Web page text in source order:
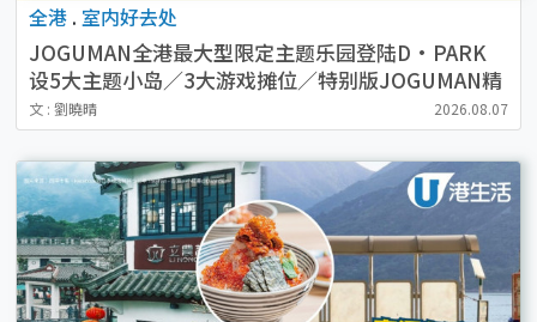
全港 . 室内好去处
JOGUMAN全港最大型限定主题乐园登陆D·PARK
设5大主题小岛／3大游戏摊位／特别版JOGUMAN精
品
文 : 劉曉晴 2026.08.07